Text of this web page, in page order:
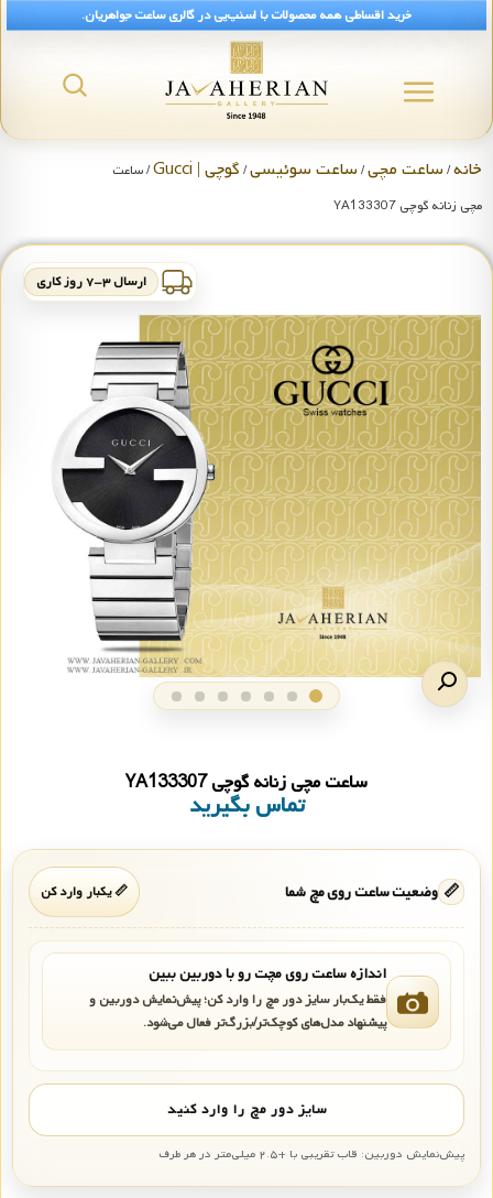
خرید اقساطی همه محصولات با اسنپ‌پی در گالری ساعت جواهریان.
خانه/ساعت مچی/ساعت سوئیسی/ گوچی | Gucci
/ ساعت
مچی زنانه گوچی YA133307
ارسال ۳-۷ روز کاری
ساعت مچی زنانه گوچی YA133307
تماس بگیرید
📏 وضعیت ساعت روی مچ شما 📏 یکبار وارد کن
اندازه ساعت روی مچت رو با دوربین ببین
فقط یک‌بار سایز دور مچ را وارد کن؛ پیش‌نمایش دوربین و
پیشنهاد مدل‌های کوچک‌تر/بزرگ‌تر فعال می‌شود.
سایز دور مچ را وارد کنید
پیش‌نمایش دوربین: قاب تقریبی با +۲.۵ میلی‌متر در هر طرف